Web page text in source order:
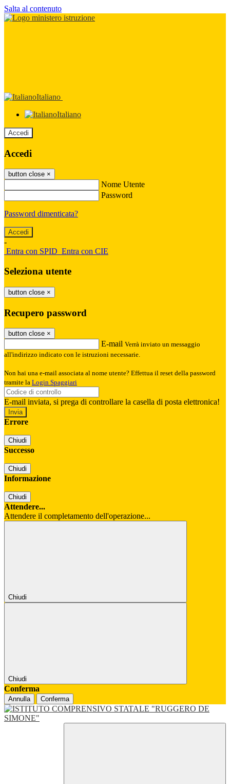
Salta al contenuto
Italiano
Italiano
Accedi
Accedi
button close ×
Nome Utente
Password
Password dimenticata?
-
Entra con SPID Entra con CIE
Seleziona utente
button close ×
Recupero password
button close ×
E-mail Verrà inviato un messaggio
all'indirizzo indicato con le istruzioni necessarie.
Non hai una e-mail associata al nome utente? Effettua il reset della password
tramite la Login Spaggiari
E-mail inviata, si prega di controllare la casella di posta elettronica!
Errore
Chiudi
Successo
Chiudi
Informazione
Chiudi
Attendere...
Attendere il completamento dell'operazione...
Chiudi
Chiudi
Conferma
Annulla Conferma